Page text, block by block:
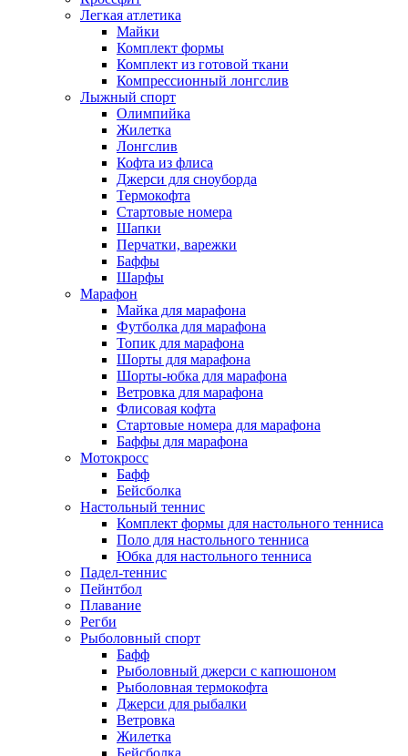
Легкая атлетика
Майки
Комплект формы
Комплект из готовой ткани
Компрессионный лонгслив
Лыжный спорт
Олимпийка
Жилетка
Лонгслив
Кофта из флиса
Джерси для сноуборда
Термокофта
Стартовые номера
Шапки
Перчатки, варежки
Баффы
Шарфы
Марафон
Майка для марафона
Футболка для марафона
Топик для марафона
Шорты для марафона
Шорты-юбка для марафона
Ветровка для марафона
Флисовая кофта
Стартовые номера для марафона
Баффы для марафона
Мотокросс
Бафф
Бейсболка
Настольный теннис
Комплект формы для настольного тенниса
Поло для настольного тенниса
Юбка для настольного тенниса
Падел-теннис
Пейнтбол
Плавание
Регби
Рыболовный спорт
Бафф
Рыболовный джерси с капюшоном
Рыболовная термокофта
Джерси для рыбалки
Ветровка
Жилетка
Бейсболка